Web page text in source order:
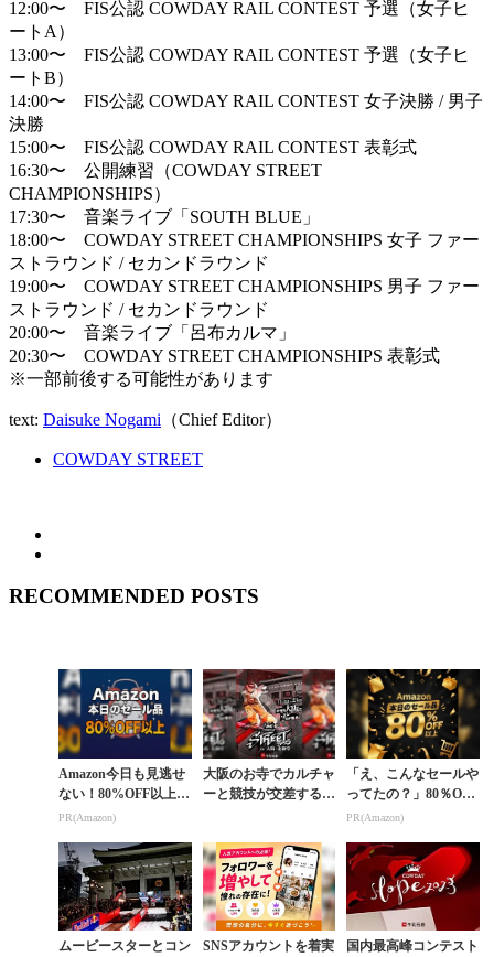
12:00〜 FIS公認 COWDAY RAIL CONTEST 予選（女子ヒ
ートA）
13:00〜 FIS公認 COWDAY RAIL CONTEST 予選（女子ヒ
ートB）
14:00〜 FIS公認 COWDAY RAIL CONTEST 女子決勝 / 男子
決勝
15:00〜 FIS公認 COWDAY RAIL CONTEST 表彰式
16:30〜 公開練習（COWDAY STREET
CHAMPIONSHIPS）
17:30〜 音楽ライブ「SOUTH BLUE」
18:00〜 COWDAY STREET CHAMPIONSHIPS 女子 ファー
ストラウンド / セカンドラウンド
19:00〜 COWDAY STREET CHAMPIONSHIPS 男子 ファー
ストラウンド / セカンドラウンド
20:00〜 音楽ライブ「呂布カルマ」
20:30〜 COWDAY STREET CHAMPIONSHIPS 表彰式
※一部前後する可能性があります
text: Daisuke Nogami （Chief Editor）
COWDAY STREET
RECOMMENDED POSTS
Amazon今日も見逃せ
ない！80%OFF以上が
続々登場
PR(Amazon)
大阪のお寺でカルチャ
ーと競技が交差する
認レー...
「え、こんなセールや
ってたの？」80％OFF
以上が続々登場！Am
PR(Amazon)
ムービースターとコン
SNSアカウントを着実
国内最高峰コンテスト